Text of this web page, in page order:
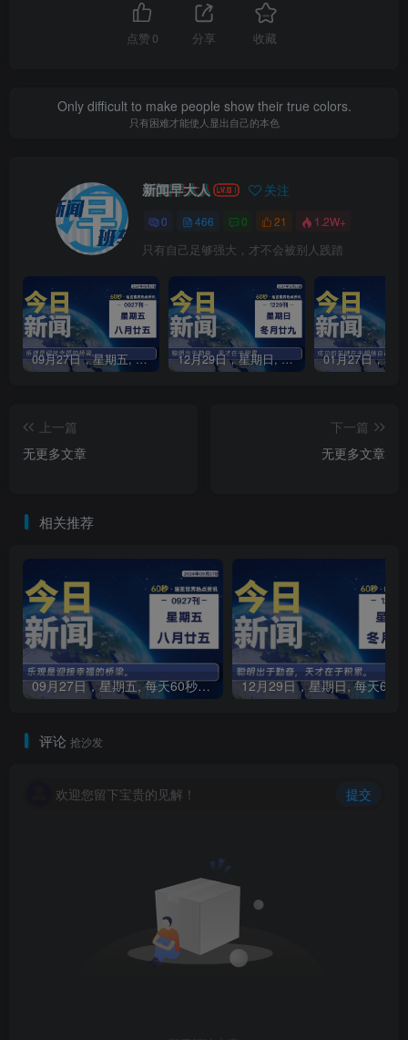
点赞 0 分享 收藏
Only difficult to make people show their true colors.
只有困难才能使人显出自己的本色
新闻早大人 关注
0 466 0 21 1.2W+
只有自己足够强大，才不会被别人践踏
09月27日，星期五, 每天60秒读懂全世界！ 12月29日，星期日, 每天60秒读懂全世界！
上一篇
无更多文章
下一篇
无更多文章
相关推荐
09月27日，星期五, 每天60秒读懂全世界！
评论 抢沙发
欢迎您留下宝贵的见解！ 提交